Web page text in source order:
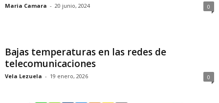
Maria Camara - 20 junio, 2024 0
Bajas temperaturas en las redes de
telecomunicaciones
Vela Lezuela - 19 enero, 2026 0